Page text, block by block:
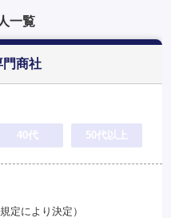
一覧
門商社
40代 50代以上
定により決定）